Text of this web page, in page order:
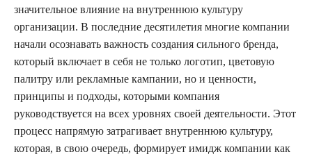
значительное влияние на внутреннюю культуру
организации. В последние десятилетия многие компании
начали осознавать важность создания сильного бренда,
который включает в себя не только логотип, цветовую
палитру или рекламные кампании, но и ценности,
принципы и подходы, которыми компания
руководствуется на всех уровнях своей деятельности. Этот
процесс напрямую затрагивает внутреннюю культуру,
которая, в свою очередь, формирует имидж компании как